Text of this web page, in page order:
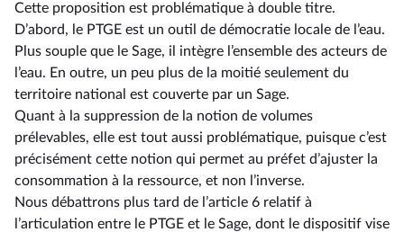
Cette proposition est problématique à double titre.
D’abord, le PTGE est un outil de démocratie locale de l’eau.
Plus souple que le Sage, il intègre l’ensemble des acteurs de
l’eau. En outre, un peu plus de la moitié seulement du
territoire national est couverte par un Sage.
Quant à la suppression de la notion de volumes
prélevables, elle est tout aussi problématique, puisque c’est
précisément cette notion qui permet au préfet d’ajuster la
consommation à la ressource, et non l’inverse.
Nous débattrons plus tard de l’article 6 relatif à
l’articulation entre le PTGE et le Sage, dont le dispositif vise